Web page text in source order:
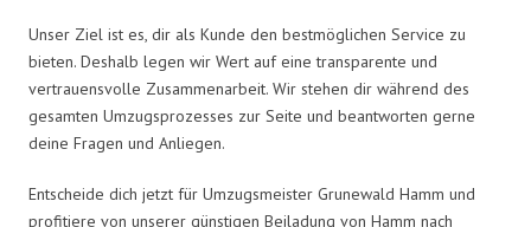
Unser Ziel ist es, dir als Kunde den bestmöglichen Service zu
bieten. Deshalb legen wir Wert auf eine transparente und
vertrauensvolle Zusammenarbeit. Wir stehen dir während des
gesamten Umzugsprozesses zur Seite und beantworten gerne
deine Fragen und Anliegen.
Entscheide dich jetzt für Umzugsmeister Grunewald Hamm und
profitiere von unserer günstigen Beiladung von Hamm nach